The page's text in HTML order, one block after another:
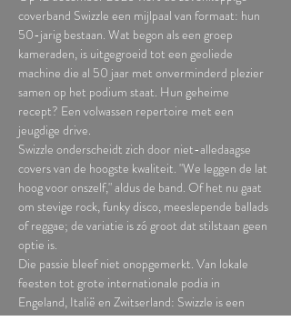
coverband Swizzle een mijlpaal van formaat: hun
50-jarig bestaan. Wat begon als een groep
kameraden, is uitgegroeid tot een geoliede
machine die al 50 jaar met onverminderd plezier
samen op het podium staat. Hun geheime
recept? Een volwassen repertoire met een
jeugdige drive.
Swizzle onderscheidt zich door niet-alledaagse
covers van de hoogste kwaliteit. "We leggen de lat
hoog voor onszelf," aldus de band. Of het nu gaat
om stevige rock, funky disco, meeslepende ballads
of reggae; de variatie is zó groot dat stilstaan geen
optie is.
Die passie bleef niet onopgemerkt. Van lokale
feesten tot grote internationale podia in
Engeland, Italië en Zwitserland: Swizzle is een
graag geziene gast die overal de dansvloer vult.